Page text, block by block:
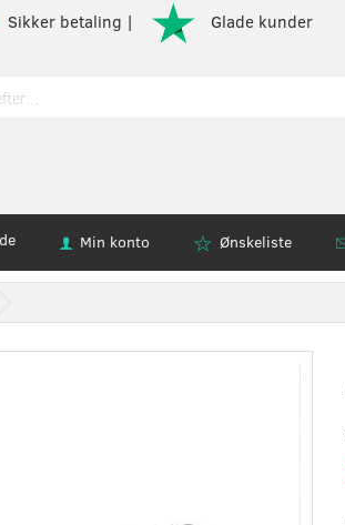
Sikker betaling | Glade kunder
Min konto Ønskeliste